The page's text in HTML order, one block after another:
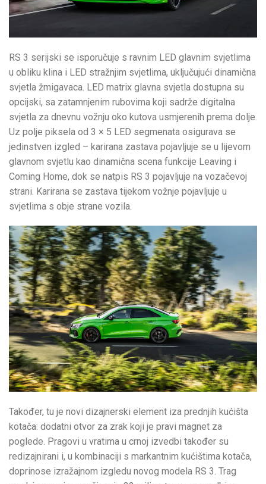
RS 3 serijski se isporučuje s ravnim LED glavnim svjetlima
u obliku klina i LED stražnjim svjetlima, uključujući dinamična
svjetla žmigavaca. LED matrix glavna svjetla dostupna su
opcijski, sa zatamnjenim rubovima koji sadrže digitalna
svjetla za dnevnu vožnju oko kutova usmjerenih prema dolje.
Uz polje piksela od 3 × 5 LED segmenata osigurava se
jedinstven izgled – karirana zastava pojavljuje se u lijevom
glavnom svjetlu kao dinamična scena funkcije Leaving i
Coming Home, dok se natpis RS 3 pojavljuje na vozačevoj
strani. Karirana se zastava tijekom vožnje pojavljuje u
svjetlima s obje strane vozila.
Također, tu je novi dizajnerski element iza prednjih kućišta
kotača: dodatni otvor za zrak koji je pravi magnet za
poglede. Pragovi u vratima u crnoj izvedbi također su
redizajnirani i, u kombinaciji s markantnim kućištima kotača,
doprinose izražajnom izgledu novog modela RS 3. Trag